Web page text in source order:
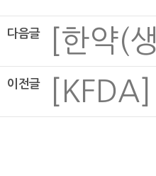
다음글 [한약(
이전글